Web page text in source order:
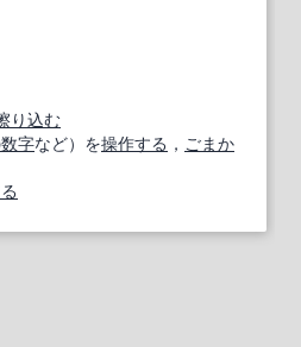
り込む
字など）を操作する ， ごまか